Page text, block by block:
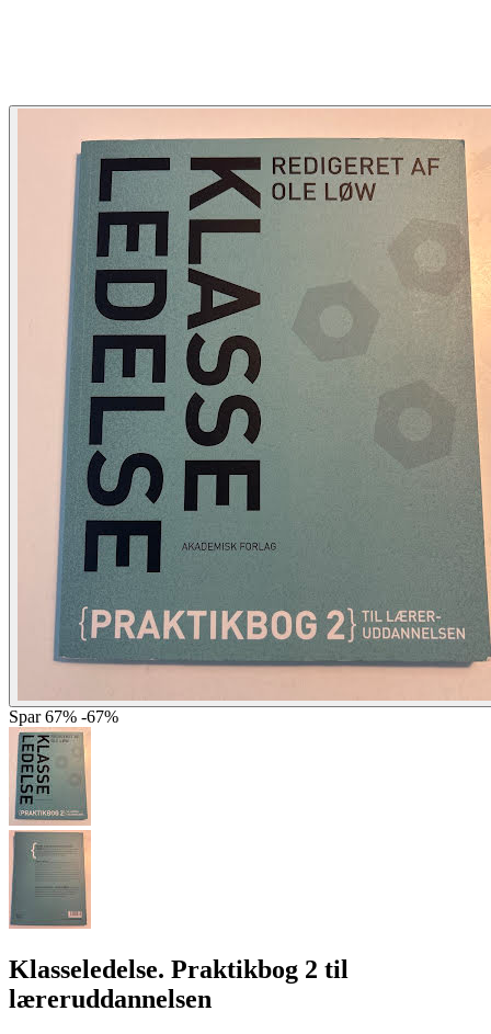
Spar 67% -67%
Klasseledelse. Praktikbog 2 til
læreruddannelsen